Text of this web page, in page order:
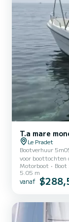
T.a mare
Le Pradet
Bootverhuur 5m05
voor boottochten op zee! Geniet van een
aan boord van
een uitje met familie of vrienden!
5,05 meter Zeer ruim, met veel opbergruimte Lancering
te vinden
Motorboot Boot
5.05 m
vanaf